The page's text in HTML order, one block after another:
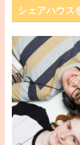
シェアハウス